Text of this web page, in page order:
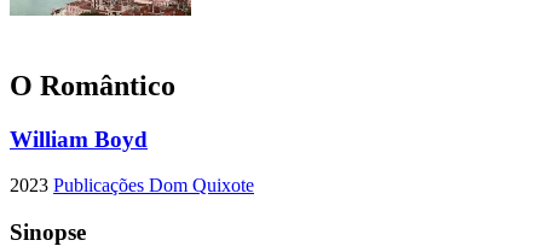
O Romântico
William Boyd
2023 Publicações Dom Quixote
Sinopse